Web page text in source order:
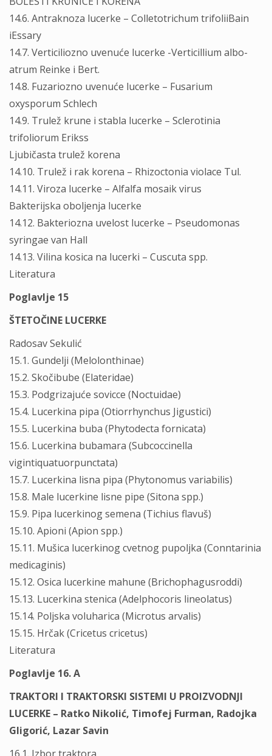
14.6. Antraknoza lucerke – Colletotrichum trifoliiBain
iEssary
14.7. Verticiliozno uvenuće lucerke -Verticillium albo-
atrum Reinke i Bert.
14.8. Fuzariozno uvenuće lucerke – Fusarium
oxysporum Schlech
14.9. Trulež krune i stabla lucerke – Sclerotinia
trifoliorum Erikss
Ljubičasta trulež korena
14.10. Trulež i rak korena – Rhizoctonia violace Tul.
14.11. Viroza lucerke – Alfalfa mosaik virus
Bakterijska oboljenja lucerke
14.12. Bakteriozna uvelost lucerke – Pseudomonas
syringae van Hall
14.13. Vilina kosica na lucerki – Cuscuta spp.
Literatura
Poglavlje 15
ŠTETOČINE LUCERKE
Radosav Sekulić
15.1. Gundelji (Melolonthinae)
15.2. Skočibube (Elateridae)
15.3. Podgrizajuće sovicce (Noctuidae)
15.4. Lucerkina pipa (Otiorrhynchus Jigustici)
15.5. Lucerkina buba (Phytodecta fornicata)
15.6. Lucerkina bubamara (Subcoccinella
vigintiquatuorpunctata)
15.7. Lucerkina lisna pipa (Phytonomus variabilis)
15.8. Male lucerkine lisne pipe (Sitona spp.)
15.9. Pipa lucerkinog semena (Tichius flavuš)
15.10. Apioni (Apion spp.)
15.11. Mušica lucerkinog cvetnog pupoljka (Conntarinia
medicaginis)
15.12. Osica lucerkine mahune (Brichophagusroddi)
15.13. Lucerkina stenica (Adelphocoris lineolatus)
15.14. Poljska voluharica (Microtus arvalis)
15.15. Hrčak (Cricetus cricetus)
Literatura
Poglavlje 16. A
TRAKTORI I TRAKTORSKI SISTEMI U PROIZVODNJI
LUCERKE – Ratko Nikolić, Timofej Furman, Radojka
Gligorić, Lazar Savin